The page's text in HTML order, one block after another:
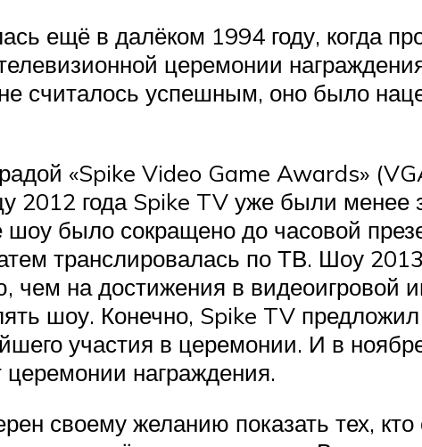
ещё в далёком 1994 году, когда
церемонии
считалось успешным, оно было
«Spike Video Game Awards»
2012 года Spike TV уже были менее
было сокращено до часовой
транслировалась по ТВ. Шоу
на достижения в видеоигровой
шоу. Конечно, Spike TV
участия в церемонии. И в
церемонии награждения.
своему желанию показать тех,